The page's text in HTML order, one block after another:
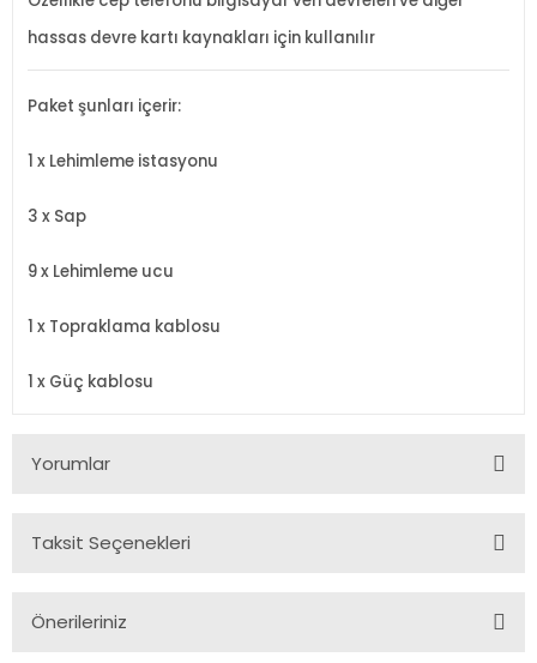
hassas devre kartı kaynakları için kullanılır
Paket şunları içerir:
1 x Lehimleme istasyonu
3 x Sap
9x Lehimleme ucu
1 x Topraklama kablosu
1 x Güç kablosu
Yorumlar
Taksit Seçenekleri
Önerileriniz